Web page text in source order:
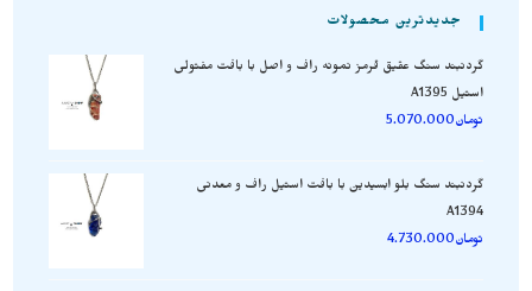
جدیدترین محصولات
گردنبند سنگ عقیق قرمز نمونه راف و اصل با بافت مفتولی
استیل A1395
تومان5.070.000
گردنبند سنگ بلو ابسیدین با بافت استیل راف و معدنی
A1394
تومان4.730.000